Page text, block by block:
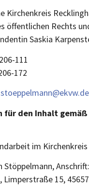
Kirchenkreis
öffentlichen Rechts
Saskia
111
172
den Inhalt gemäß
im
Stöppelmann,
Limperstraße 15,